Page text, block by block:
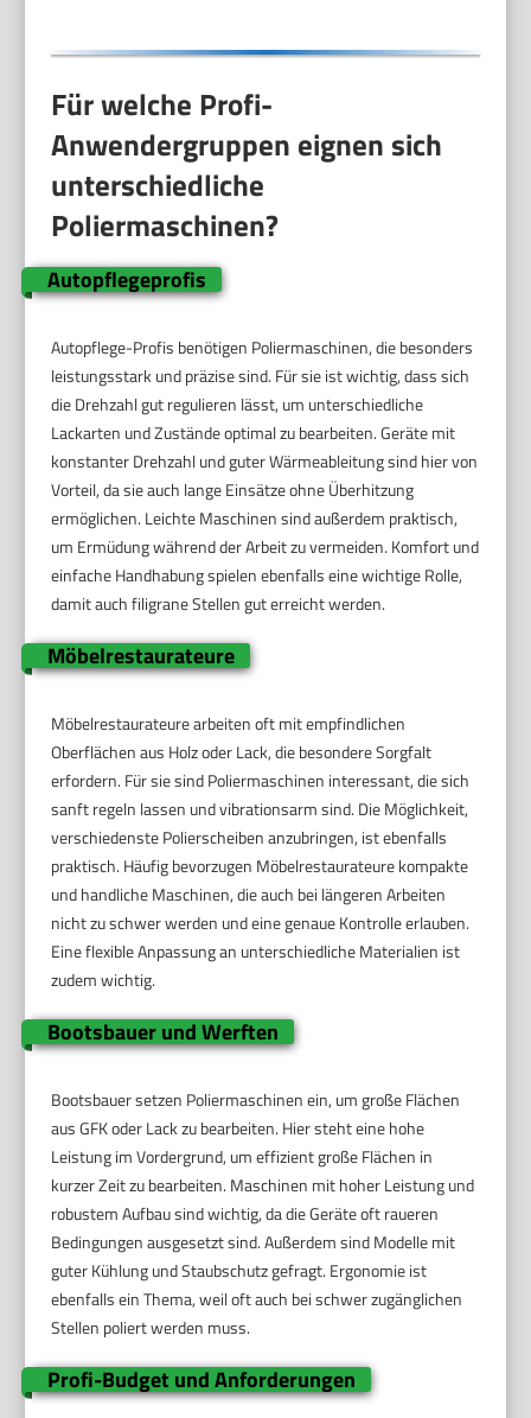
Für welche Profi-
Anwendergruppen eignen sich
unterschiedliche
Poliermaschinen?
Autopflegeprofis
Autopflege-Profis benötigen Poliermaschinen, die besonders
leistungsstark und präzise sind. Für sie ist wichtig, dass sich
die Drehzahl gut regulieren lässt, um unterschiedliche
Lackarten und Zustände optimal zu bearbeiten. Geräte mit
konstanter Drehzahl und guter Wärmeableitung sind hier von
Vorteil, da sie auch lange Einsätze ohne Überhitzung
ermöglichen. Leichte Maschinen sind außerdem praktisch,
um Ermüdung während der Arbeit zu vermeiden. Komfort und
einfache Handhabung spielen ebenfalls eine wichtige Rolle,
damit auch filigrane Stellen gut erreicht werden.
Möbelrestaurateure
Möbelrestaurateure arbeiten oft mit empfindlichen
Oberflächen aus Holz oder Lack, die besondere Sorgfalt
erfordern. Für sie sind Poliermaschinen interessant, die sich
sanft regeln lassen und vibrationsarm sind. Die Möglichkeit,
verschiedenste Polierscheiben anzubringen, ist ebenfalls
praktisch. Häufig bevorzugen Möbelrestaurateure kompakte
und handliche Maschinen, die auch bei längeren Arbeiten
nicht zu schwer werden und eine genaue Kontrolle erlauben.
Eine flexible Anpassung an unterschiedliche Materialien ist
zudem wichtig.
Bootsbauer und Werften
Bootsbauer setzen Poliermaschinen ein, um große Flächen
aus GFK oder Lack zu bearbeiten. Hier steht eine hohe
Leistung im Vordergrund, um effizient große Flächen in
kurzer Zeit zu bearbeiten. Maschinen mit hoher Leistung und
robustem Aufbau sind wichtig, da die Geräte oft raueren
Bedingungen ausgesetzt sind. Außerdem sind Modelle mit
guter Kühlung und Staubschutz gefragt. Ergonomie ist
ebenfalls ein Thema, weil oft auch bei schwer zugänglichen
Stellen poliert werden muss.
Profi-Budget und Anforderungen